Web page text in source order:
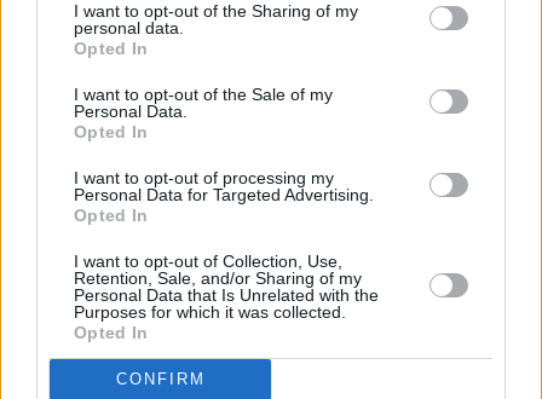
I want to opt-out of the Sharing of my
personal data.
Opted In
I want to opt-out of the Sale of my
Personal Data.
Opted In
I want to opt-out of processing my
Personal Data for Targeted Advertising.
Opted In
I want to opt-out of Collection, Use,
Retention, Sale, and/or Sharing of my
Personal Data that Is Unrelated with the
Purposes for which it was collected.
Opted In
CONFIRM
Πριν 3 ημέρες
ανθυγιεινό επίδομα
Διαφήμιση